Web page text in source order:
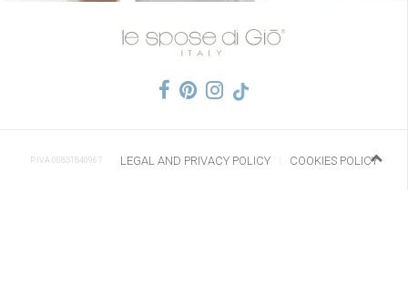
P.IVA 00851840967 LEGAL AND PRIVACY POLICY COOKIES POLICY